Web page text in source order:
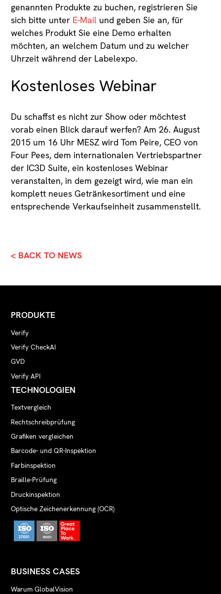
genannten Produkte zu buchen, registrieren Sie
sich bitte unter E-Mail und geben Sie an, für
welches Produkt Sie eine Demo erhalten
möchten, an welchem Datum und zu welcher
Uhrzeit während der Labelexpo.
Kostenloses Webinar
Du schaffst es nicht zur Show oder möchtest
vorab einen Blick darauf werfen? Am 26. August
2015 um 16 Uhr MESZ wird Tom Peire, CEO von
Four Pees, dem internationalen Vertriebspartner
der IC3D Suite, ein kostenloses Webinar
veranstalten, in dem gezeigt wird, wie man ein
komplett neues Getränkesortiment und eine
entsprechende Verkaufseinheit zusammenstellt.
< BACK TO NEWS
PRODUKTE
Verify
Verify CheckAI
GVD
Verify API
TECHNOLOGIEN
Textvergleich
Rechtschreibprüfung
Grafiken vergleichen
Barcode- und QR-Inspektion
Farbinspektion
Braille-Prüfung
Druckinspektion
Optische Zeichenerkennung (OCR)
BUSINESS CASES
Warum GlobalVision